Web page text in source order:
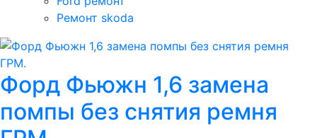
Ремонт skoda
Форд Фьюжн 1,6 замена
помпы без снятия ремня